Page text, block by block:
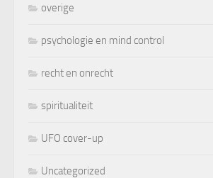
overige
psychologie en mind control
recht en onrecht
spiritualiteit
UFO cover-up
Uncategorized